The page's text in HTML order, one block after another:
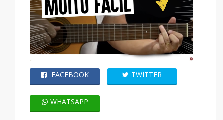
FACEBOOK TWITTER
WHATSAPP